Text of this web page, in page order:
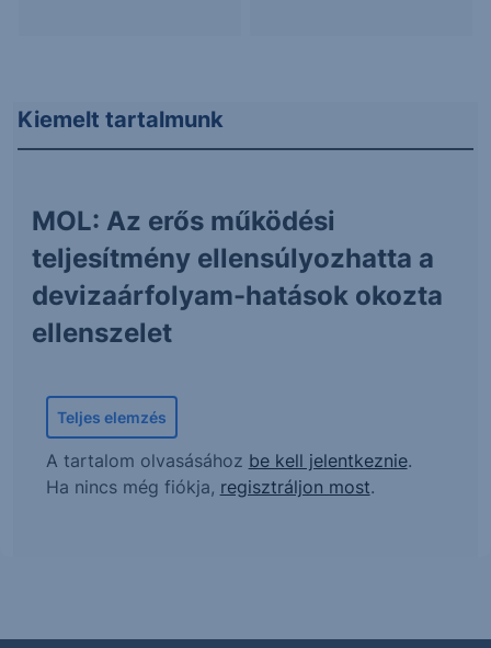
Kiemelt tartalmunk
MOL: Az erős működési
teljesítmény ellensúlyozhatta a
devizaárfolyam-hatások okozta
ellenszelet
Teljes elemzés
A tartalom olvasásához be kell jelentkeznie.
Ha nincs még fiókja, regisztráljon most.